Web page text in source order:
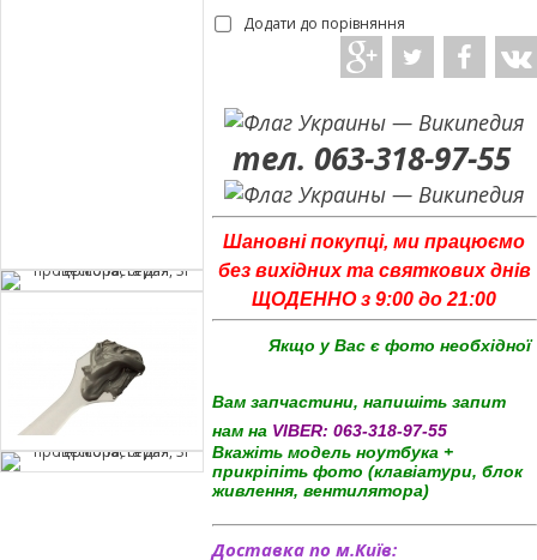
Додати до порівняння
тел. 063-318-97-55
Шановні покупці, ми працюємо
без вихідних та святкових днів
ЩОДЕННО з 9:00 до 21:00
Якщо у Вас є фото необхідної
Вам запчастини, напишіть запит
нам на VIBER: 063-318-97-55
Вкажіть модель ноутбука +
прикріпіть фото (клавіатури, блок
живлення, вентилятора)
Доставка по м.Київ: